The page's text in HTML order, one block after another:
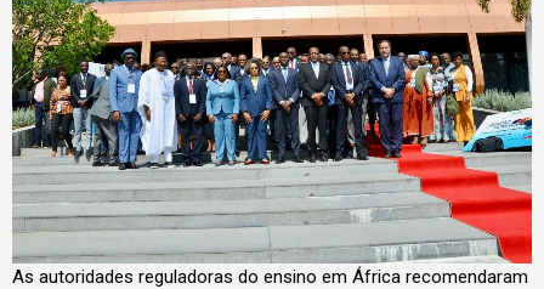
As autoridades reguladoras do ensino em África recomendaram